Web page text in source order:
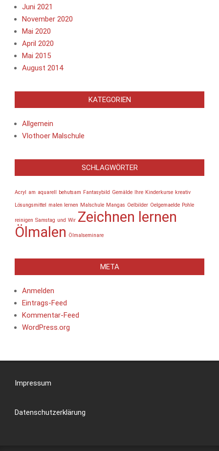
Juni 2021
November 2020
Mai 2020
April 2020
Mai 2015
August 2014
KATEGORIEN
Allgemein
Vlothoer Malschule
SCHLAGWÖRTER
Acryl am aquarell behutsam Fantasybild Gemälde Ihre Kinderkurse kreativ
Lösungsmittel
malen lernen Malschule Mangas Oelbilder Oelgemaelde Pohle
reinigen Samstag und Wir Zeichnen lernen
Ölmalen Ölmalseminare
META
Anmelden
Eintrags-Feed
Kommentar-Feed
WordPress.org
Impressum
Datenschutzerklärung